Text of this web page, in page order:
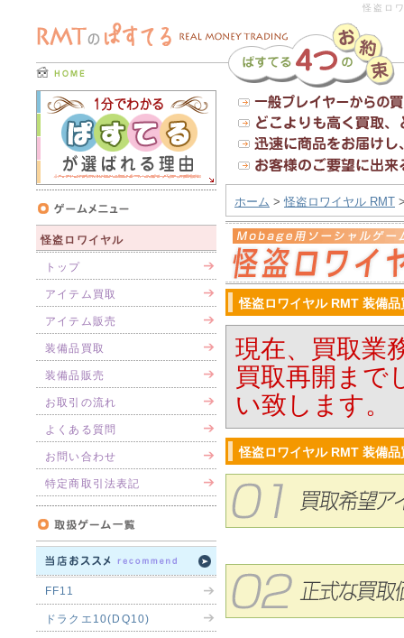
怪盗ロ
怪盗ロワイヤル
トップ
アイテム買取
アイテム販売
装備品買取
装備品販売
お取引の流れ
よくある質問
お問い合わせ
特定商取引法表記
FF11
ドラクエ10(DQ10)
ホーム >怪盗ロワイヤル RMT
怪盗ロワイヤル RMT 装備品
現在、買取業
買取再開まで
い致します。
怪盗ロワイヤル RMT 装備